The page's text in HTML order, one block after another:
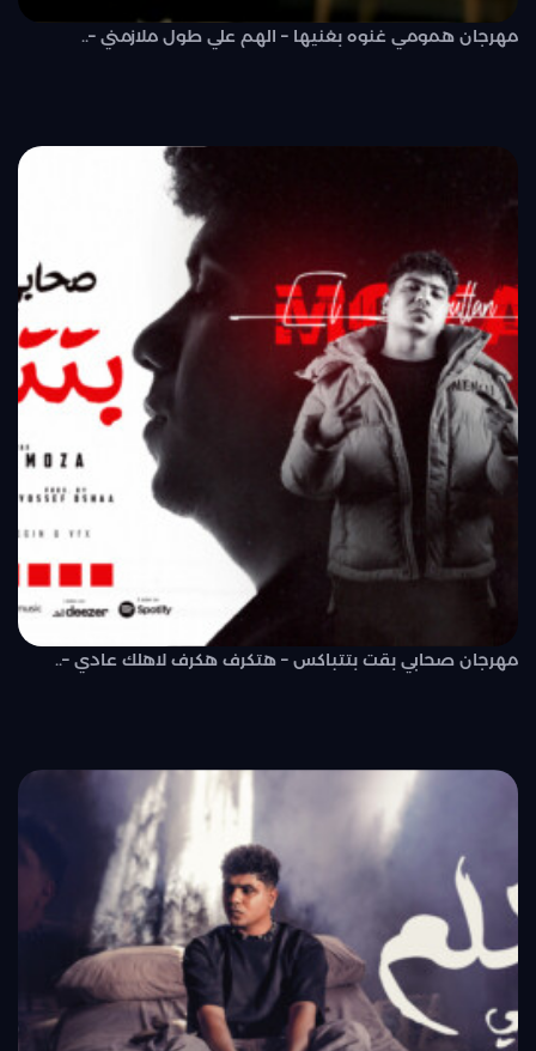
مهرجان همومي غنوه بغنيها – الهم علي طول ملازمني –..
مهرجان صحابي بقت بتتباكس – هتكرف هكرف لاهلك عادي –..